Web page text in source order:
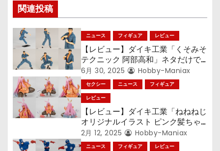
ビ
ゲ
ー
シ
ョ
ン
関連投稿
ニュース フィギュア レビュー
【レビュー】ダイキ工業「くそみそ
テクニック 阿部高和」ネタだけで
はない！ その可動性能をチェッ
ク！
6月 30, 2025 Hobby-Maniax
セクシー ニュース
フィギュア
レビュー
【レビュー】ダイキ工業「ねねねじ
オリジナルイラスト ピンク髪ちゃ
ん 黒ギャルver.」ダブルピースの
バニーガールが褐色バージョンに！
2月 12, 2025 Hobby-Maniax
ニュース フィギュア レビュー